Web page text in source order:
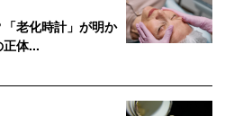
老化時計」が明か
体...